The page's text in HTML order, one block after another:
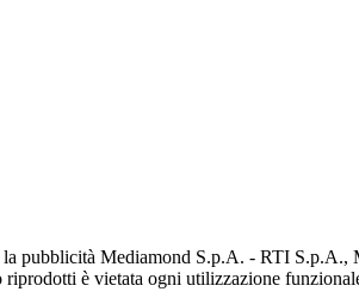
Mediamond S.p.A. - RTI S.p.A.,
è vietata ogni utilizzazione